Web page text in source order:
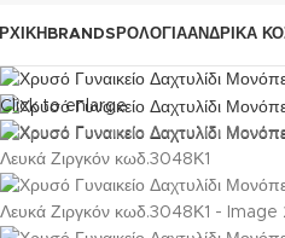
BRANDS ΡΟΛΌΓΙΑΑΝΔΡΙΚΆ
Click to enlarge